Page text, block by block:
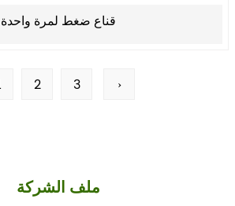
قناع ضغط لمرة واحدة
2 3 ›
ملف الشركة